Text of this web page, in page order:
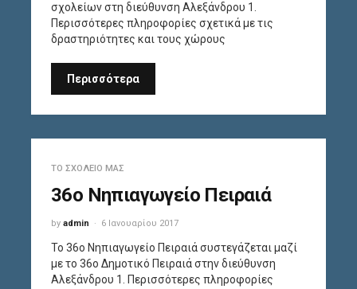
σχολείων στη διεύθυνση Αλεξάνδρου 1.
Περισσότερες πληροφορίες σχετικά με τις
δραστηριότητες και τους χώρους
Περισσότερα
ΤΟ ΣΧΟΛΕΊΟ ΜΑΣ
36o Νηπιαγωγείο Πειραιά
by admin 6 Ιανουαρίου 2017
Το 36ο Νηπιαγωγείο Πειραιά συστεγάζεται μαζί
με το 36ο Δημοτικό Πειραιά στην διεύθυνση
Αλεξάνδρου 1. Περισσότερες πληροφορίες